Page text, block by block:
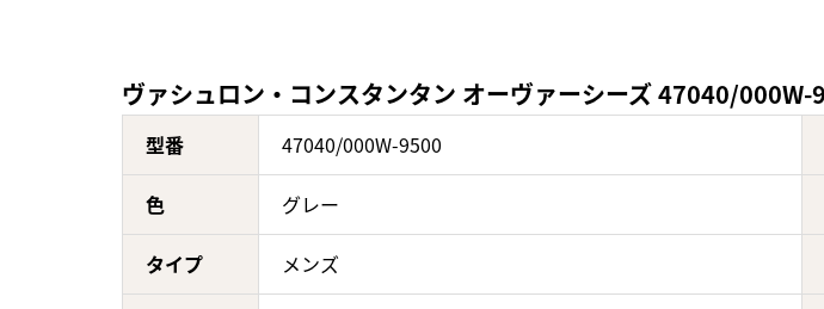
ヴァシュロン・コンスタンタン オーヴァーシーズ 47040/000W-
型番 47040/000W-9500
色 グレー
タイプ メンズ